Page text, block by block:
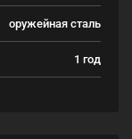
оружейная сталь
1 год